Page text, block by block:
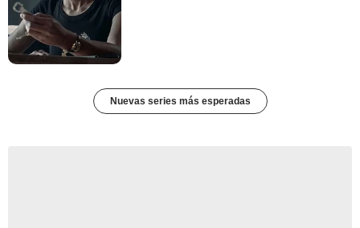
Nuevas series más esperadas